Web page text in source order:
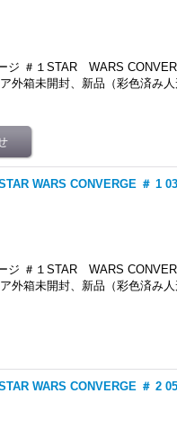
＃１STAR WARS
箱未開封、新品（彩色済み
WARS CONVERGE ＃ 1
＃１STAR WARS
箱未開封、新品（彩色済み
WARS CONVERGE ＃ 2